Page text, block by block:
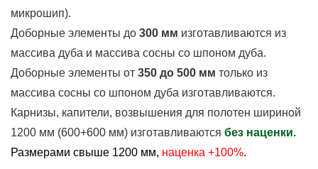
микрошип).
Доборные элементы до 300 мм изготавливаются из
массива дуба и массива сосны со шпоном дуба.
Доборные элементы от 350 до 500 мм только из
массива сосны со шпоном дуба изготавливаются.
Карнизы, капители, возвышения для полотен шириной
1200 мм (600+600 мм) изготавливаются без наценки.
Размерами свыше 1200 мм, наценка +100%.